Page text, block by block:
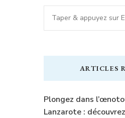
Vous
recherchiez
chose
ARTICLES
Plongez dans
Lanzarote :